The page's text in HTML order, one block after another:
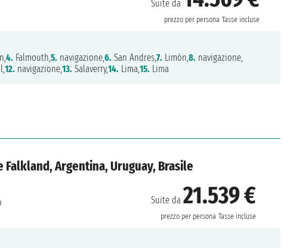
Suite da
prezzo per persona Tasse incluse
4. Falmouth,5. navigazione,6. San Andres,7. Limón,8. navigazione,
12. navigazione,13. Salaverry,14. Lima,15. Lima
Falkland, Argentina, Uruguay, Brasile
Suite da21.539 €
prezzo per persona Tasse incluse